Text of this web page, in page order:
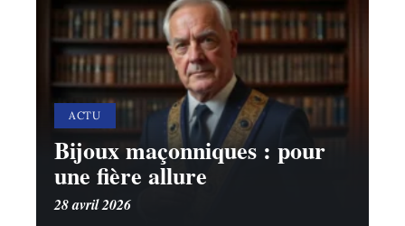
ACTU
Bijoux maçonniques : pour
une fière allure
28 avril 2026